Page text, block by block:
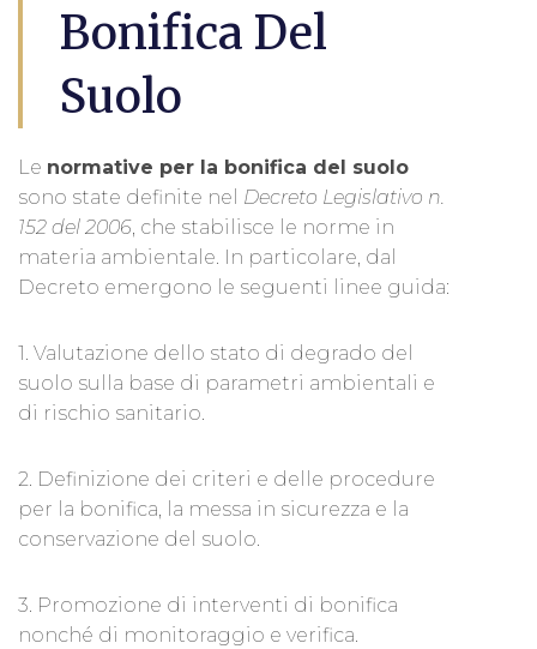
Bonifica Del
Suolo
Le normative per la bonifica del suolo
sono state definite nel Decreto Legislativo n.
152 del 2006, che stabilisce le norme in
materia ambientale. In particolare, dal
Decreto emergono le seguenti linee guida:
1. Valutazione dello stato di degrado del
suolo sulla base di parametri ambientali e
di rischio sanitario.
2. Definizione dei criteri e delle procedure
per la bonifica, la messa in sicurezza e la
conservazione del suolo.
3. Promozione di interventi di bonifica
nonché di monitoraggio e verifica.